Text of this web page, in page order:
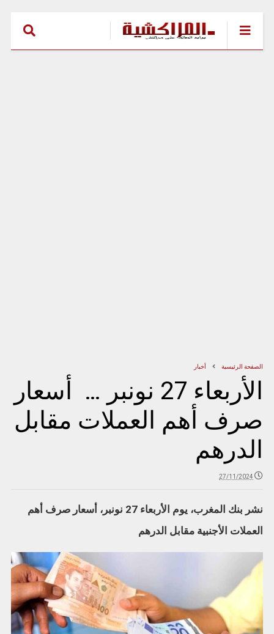
الصفحة الرئيسية أخبار
الأربعاء 27 نونبر … أسعار
صرف أهم العملات مقابل
الدرهم
27/11/2024
نشر بنك المغرب، يوم الأربعاء 27 نونبر، أسعار صرف أهم
العملات الأجنبية مقابل الدرهم